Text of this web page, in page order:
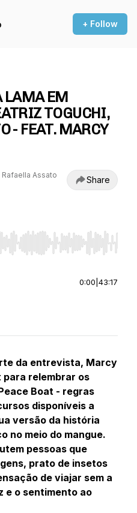
+ Follow
LAMA EM
TOGUCHI,
- FEAT. MARCY
Assato
Share
to seek, Home/End to jump
0:00 43:17
da entrevista, Marcy
relembrar os
Boat - regras
disponíveis a
versão da história
no meio do mangue.
pessoas que
prato de insetos
de viajar sem a
e o sentimento ao